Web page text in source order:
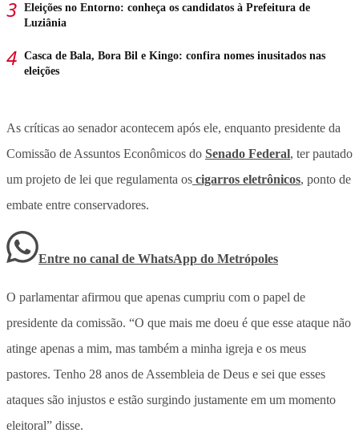
Eleições no Entorno: conheça os candidatos à Prefeitura de
Luziânia
Casca de Bala, Bora Bil e Kingo: confira nomes inusitados nas
eleições
As críticas ao senador acontecem após ele, enquanto presidente da
Comissão de Assuntos Econômicos do Senado Federal, ter pautado
um projeto de lei que regulamenta os cigarros eletrônicos, ponto de
embate entre conservadores.
Entre no canal de WhatsApp do Metrópoles
O parlamentar afirmou que apenas cumpriu com o papel de
presidente da comissão. “O que mais me doeu é que esse ataque não
atinge apenas a mim, mas também a minha igreja e os meus
pastores. Tenho 28 anos de Assembleia de Deus e sei que esses
ataques são injustos e estão surgindo justamente em um momento
eleitoral” disse.